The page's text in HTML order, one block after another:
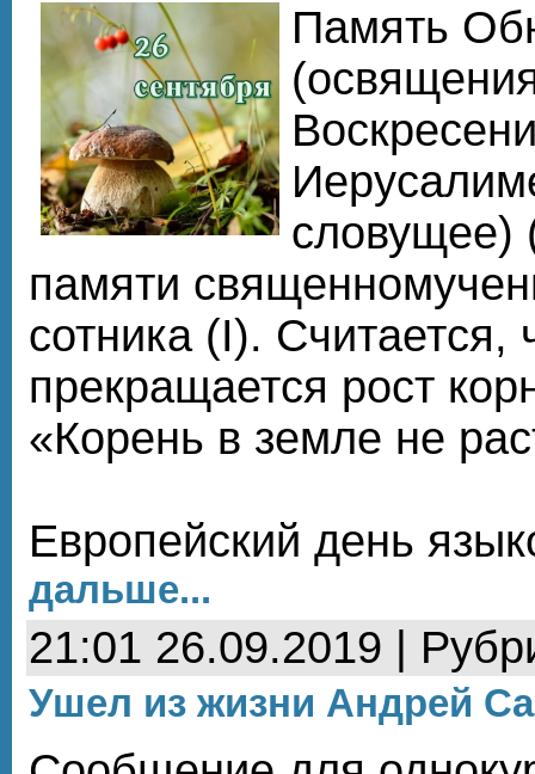
Память
словущее)
памяти
сотника (I). Считается,
прекращается рост
«Корень в земле не
Европейский день
дальше...
21:01 26.09.2019 |
Ушел из жизни Андрей